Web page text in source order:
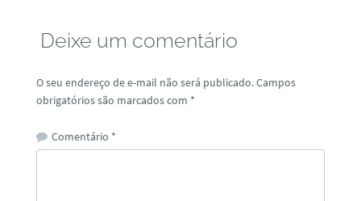
Deixe um comentário
O seu endereço de e-mail não será publicado.Campos
obrigatórios são marcados com *
Comentário *